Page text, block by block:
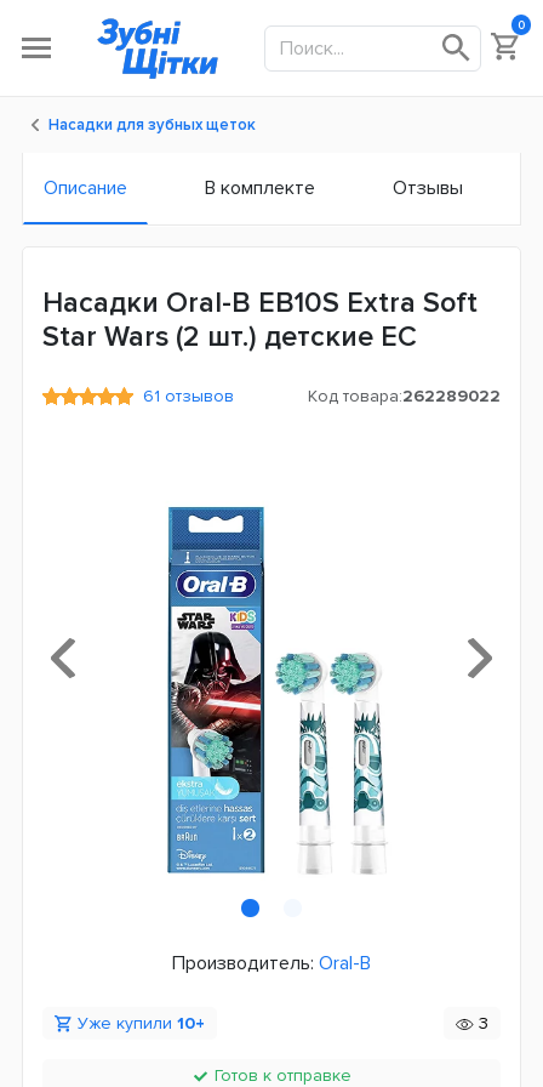
0
Насадки для зубных щеток
Описание В комплекте Отзывы
Насадки Oral-B EB10S Extra Soft
Star Wars (2 шт.) детские ЕС
61 отзывов Код товара:262289022
Производитель: Oral-B
Уже купили 10+ 3
Готов к отправке